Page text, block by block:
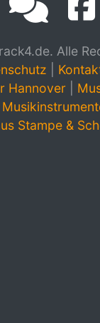
Alle
Hannover
Stampe &